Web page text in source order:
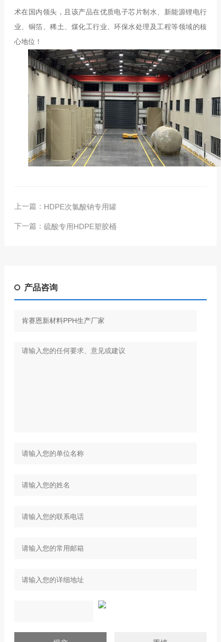
术在 国内领头 ， 且该产品在优质电子芯片制水、 新能源锂电行
业、铜箔、稀土、煤化工行业、环保水处理 及工程等领域的核
心地位 ！
上一篇： HDPE次氯酸钠专用罐
下一篇： 硫酸专用HDPE塑胶桶
产品咨询